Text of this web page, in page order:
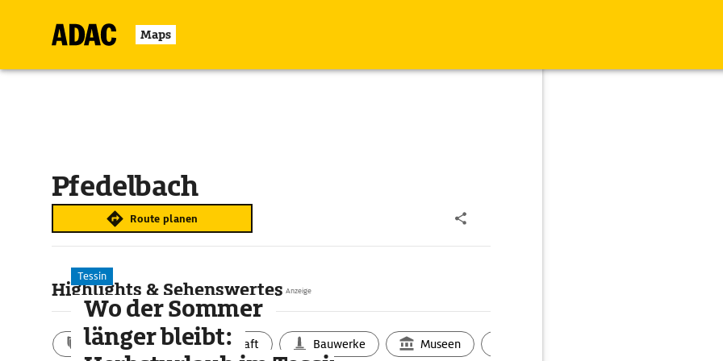
Maps
Pfedelbach
Route planen
Highlights & Sehenswertes
Aktivitäten Landschaft Bauwerke Museen
Anzeige
Tessin
Wo der Sommer
länger bleibt: